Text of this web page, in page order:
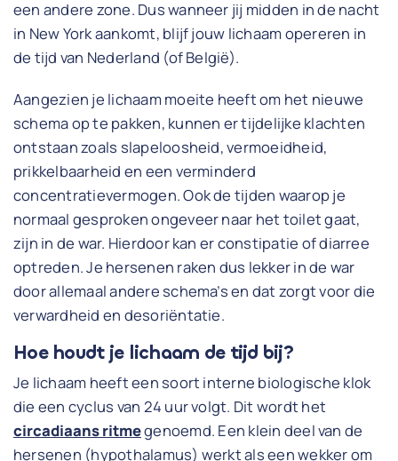
een andere zone. Dus wanneer jij midden in de nacht
in New York aankomt, blijf jouw lichaam opereren in
de tijd van Nederland (of België).
Aangezien je lichaam moeite heeft om het nieuwe
schema op te pakken, kunnen er tijdelijke klachten
ontstaan zoals slapeloosheid, vermoeidheid,
prikkelbaarheid en een verminderd
concentratievermogen. Ook de tijden waarop je
normaal gesproken ongeveer naar het toilet gaat,
zijn in de war. Hierdoor kan er constipatie of diarree
optreden. Je hersenen raken dus lekker in de war
door allemaal andere schema’s en dat zorgt voor die
verwardheid en desoriëntatie.
Hoe houdt je lichaam de tijd bij?
Je lichaam heeft een soort interne biologische klok
die een cyclus van 24 uur volgt. Dit wordt het
circadiaans ritmegenoemd. Een klein deel van de
hersenen (hypothalamus) werkt als een wekker om